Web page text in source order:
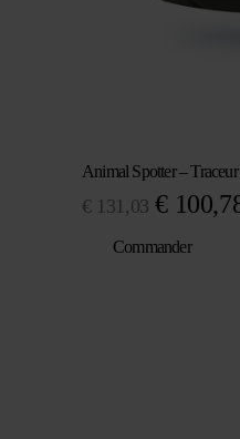
Animal Spotter –
€ 131,03 Le
initial
€
Commander